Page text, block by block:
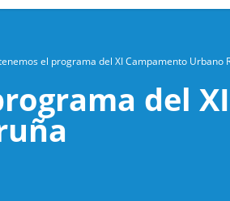
el programa del XI Campamento Urbano
del